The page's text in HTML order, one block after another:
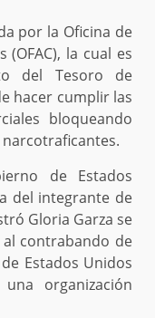
por la Oficina de
la cual es
del Tesoro de
hacer cumplir las
bloqueando
de Estados
del integrante de
Gloria Garza se
contrabando de
Estados Unidos
organización